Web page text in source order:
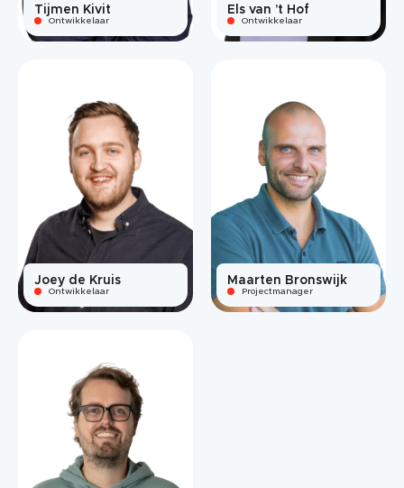
Tijmen Kivit
Ontwikkelaar
Els van ’t Hof
Ontwikkelaar
Joey de Kruis
Ontwikkelaar
Maarten Bronswijk
Projectmanager